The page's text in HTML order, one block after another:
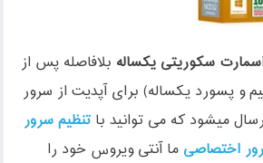
بلافاصله پس از
و پسورد یکساله) برای آپدیت از سرور
میشود که می توانید باتنظیم سرور
اختصاصی ما آنتی ویروس خود را